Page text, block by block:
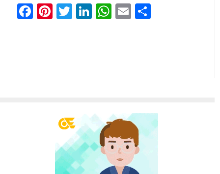
Facebook
Pinterest
Twitter
LinkedIn
WhatsApp
Email